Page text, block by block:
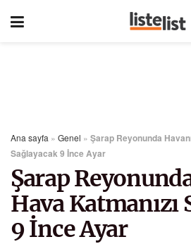
Ana sayfa » Genel » Şarap Reyonunda
Sağlayacak 9 İnce Ayar
Şarap
Hava Katmanızı
9 İnce Ayar